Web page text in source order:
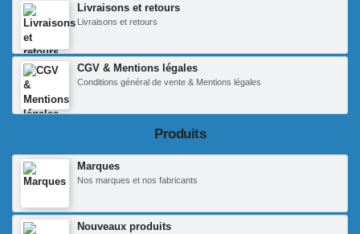
Livraisons et retours
Livraisons et retours
CGV & Mentions légales
Conditions général de vente & Mentions légales
Produits
Marques
Nos marques et nos fabricants
Nouveaux produits